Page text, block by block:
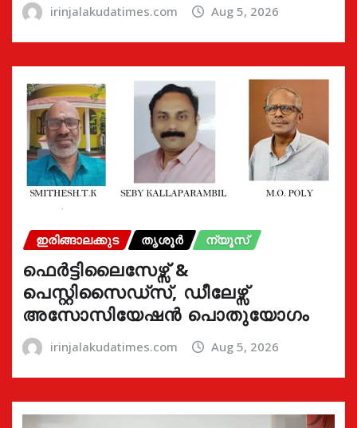
irinjalakudatimes.com Aug 5, 2026
ഇരിങ്ങാലക്കുട തൃശൂർ ന്യൂസ്
ഫെർട്ടിലൈസേഴ്സ് &
പെസ്റ്റിസൈഡ്സ്, ഡീലേഴ്സ്
അസോസിയേഷൻ പൊതുയോഗം
irinjalakudatimes.com Aug 5, 2026